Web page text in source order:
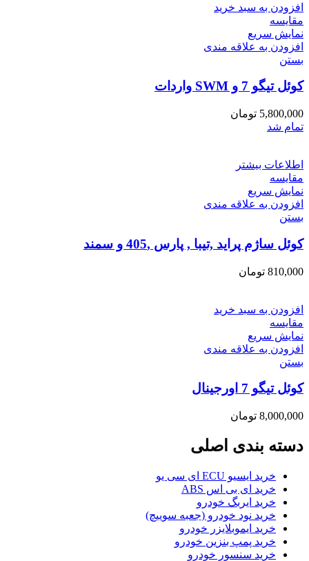
افزودن به سبد خرید
مقایسه
نمایش سریع
افزودن به علاقه مندی
بستن
کوئل تیگو 7 و SWM واردات
5,800,000 تومان
تمام شد
اطلاعات بیشتر
مقایسه
نمایش سریع
افزودن به علاقه مندی
بستن
کوئل ساژم پراید ,تیبا , پارس ,405 و سمند
810,000 تومان
افزودن به سبد خرید
مقایسه
نمایش سریع
افزودن به علاقه مندی
بستن
کوئل تیگو 7 اورجینال
8,000,000 تومان
دسته بندی اصلی
خرید ایسیو ECU ای سی یو
خرید ای بی اس ABS
خرید ایربگ خودرو
خرید نود خودرو (جعبه سوییچ)
خرید ایموبلایزر خودرو
خرید پمپ بنزین خودرو
خرید سنسور خودرو